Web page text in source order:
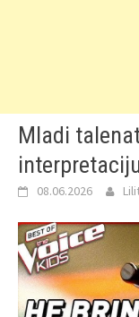
Mladi
08.06.2026